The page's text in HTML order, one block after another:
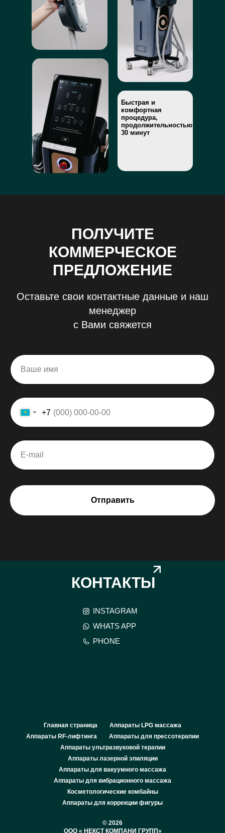
Быстрая и
комфортная
процедура,
продолжительностью
30 минут
ПОЛУЧИТЕ
КОММЕРЧЕСКОЕ
ПРЕДЛОЖЕНИЕ
Оставьте свои контактные данные и наш
менеджер
с Вами свяжется
+7
Отправить
INSTAGRAM
WHATS APP
PHONE
КОНТАКТЫ
Главная страница
Аппараты LPG массажа
Аппараты RF-лифтинга
Аппараты для прессотерапии
Аппараты ультразвуковой терапии
Аппараты лазерной эпиляции
Аппараты для вакуумного массажа
Аппараты для вибрационного массажа
Косметологические комбайны
Аппараты для коррекции фигуры
© 2026
ООО « НЕКСТ КОМПАНИ ГРУПП»